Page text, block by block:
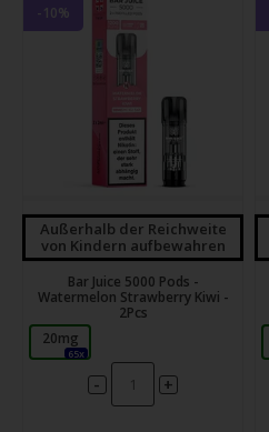
-10%
Außerhalb der Reichweite
von Kindern aufbewahren
Bar Juice 5000 Pods -
Watermelon Strawberry Kiwi -
2Pcs
20mg
65x
- +